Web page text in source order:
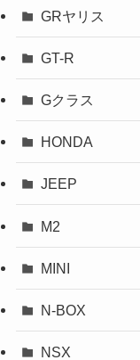
GRヤリス
GT-R
Gクラス
HONDA
JEEP
M2
MINI
N-BOX
NSX